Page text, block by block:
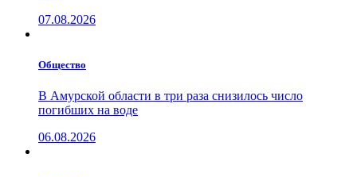
07.08.2026
Общество
В Амурской области в три раза снизилось число
погибших на воде
06.08.2026